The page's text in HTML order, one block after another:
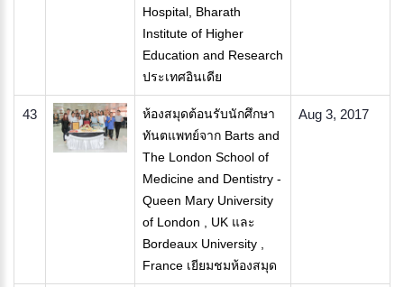
Hospital, Bharath
Institute of Higher
Education and Research
ประเทศอินเดีย
43
ห้องสมุดต้อนรับนักศึกษา
ทันตแพทย์จาก Barts and
The London School of
Medicine and Dentistry -
Queen Mary University
of London , UK และ
Bordeaux University ,
France เยียมชมห้องสมุด
Aug 3, 2017